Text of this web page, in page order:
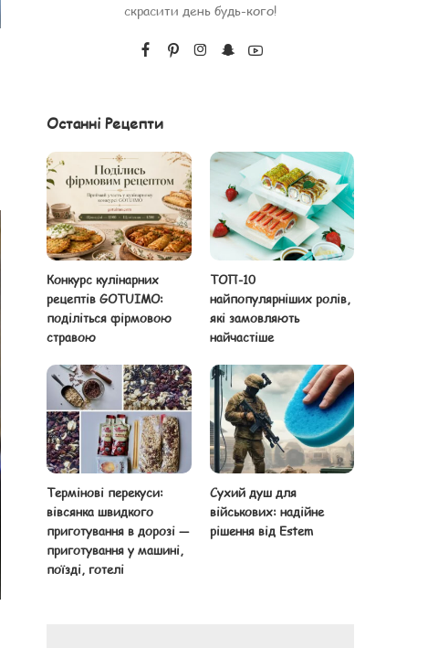
скрасити день будь-кого!
Останні Рецепти
Конкурс кулінарних
рецептів GOTUIMO:
поділіться фірмовою
стравою
ТОП-10
найпопулярніших ролів,
які замовляють
найчастіше
Термінові перекуси:
вівсянка швидкого
приготування в дорозі —
приготування у машині,
поїзді, готелі
Сухий душ для
військових: надійне
рішення від Estem